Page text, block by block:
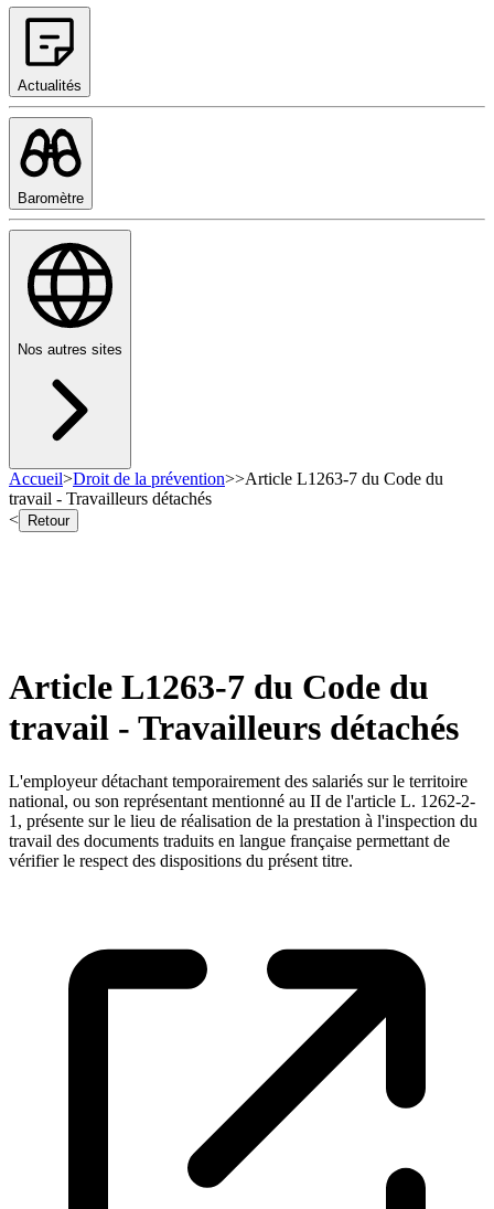
Actualités
Baromètre
Nos autres sites
Accueil>Droit de la prévention>>Article L1263-7 du Code du
travail - Travailleurs détachés
<
Retour
Article L1263-7 du Code du
travail - Travailleurs détachés
L'employeur détachant temporairement des salariés sur le territoire
national, ou son représentant mentionné au II de l'article L. 1262-2-
1, présente sur le lieu de réalisation de la prestation à l'inspection du
travail des documents traduits en langue française permettant de
vérifier le respect des dispositions du présent titre.